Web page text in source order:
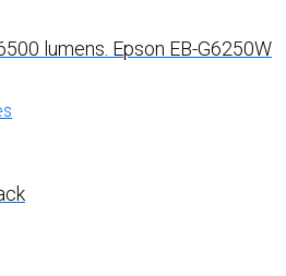
lumens. Epson EB-G6250W